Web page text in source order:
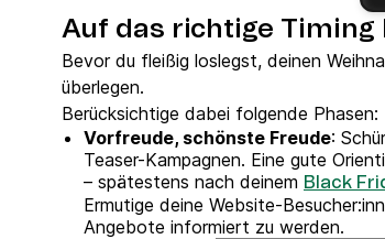
Auf das richtige Timing
Bevor du fleißig loslegst, deinen
überlegen.
Berücksichtige dabei folgende Phasen:
Vorfreude, schönste Freude:
Teaser-Kampagnen. Eine gute
– spätestens nach deinem Black
Ermutige deine Website-
Angebote informiert zu werden.